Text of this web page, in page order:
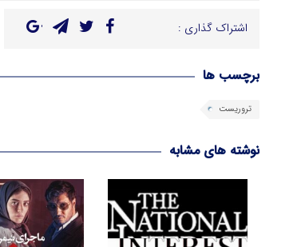
اشتراک گذاری :
برچسب ها
تروریست
نوشته های مشابه